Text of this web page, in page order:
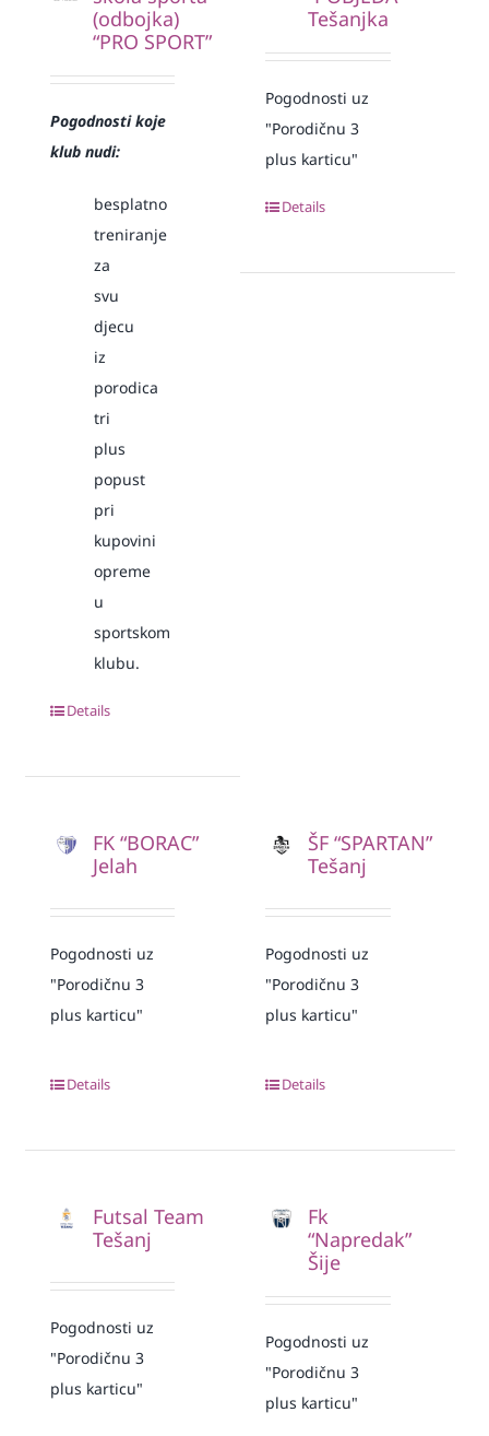
(odbojka)
“PRO SPORT”
Pogodnosti koje
klub nudi:
besplatno
treniranje
za
svu
djecu
iz
porodica
tri
plus
popust
pri
kupovini
opreme
u
sportskom
klubu.
Details
Tešanjka
Pogodnosti uz
"Porodičnu 3
plus karticu"
Details
FK “BORAC”
Jelah
Pogodnosti uz
"Porodičnu 3
plus karticu"
Details
ŠF “SPARTAN”
Tešanj
Pogodnosti uz
"Porodičnu 3
plus karticu"
Details
Futsal Team
Tešanj
Pogodnosti uz
"Porodičnu 3
plus karticu"
Fk
“Napredak”
Šije
Pogodnosti uz
"Porodičnu 3
plus karticu"